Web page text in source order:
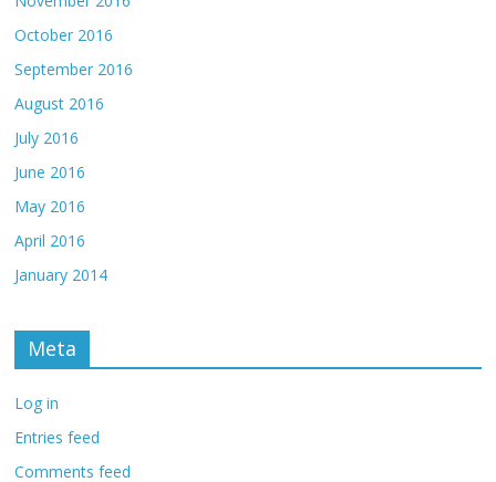
October 2016
September 2016
August 2016
July 2016
June 2016
May 2016
April 2016
January 2014
Meta
Log in
Entries feed
Comments feed